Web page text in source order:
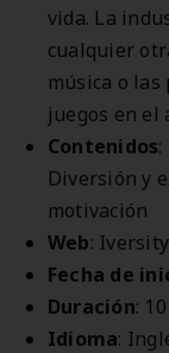
vida. La
cualquier
música o
juegos en el
Contenidos
Diversión y
motivación
Web: Iversity
Fecha de
Duración:
Idioma: